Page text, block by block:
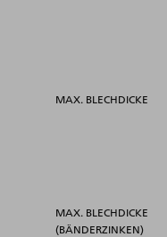
MAX. BLECHDICKE
MAX. BLECHDICKE
(BÄNDERZINKEN)